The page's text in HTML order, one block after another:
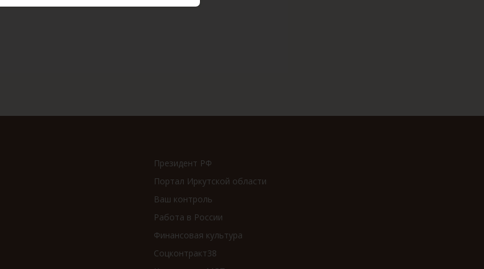
Президент РФ
Портал Иркутской области
Ваш контроль
Работа в России
Финансовая культура
Соцконтракт38